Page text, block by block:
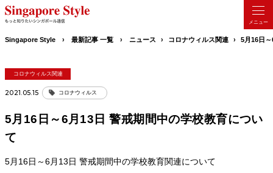
Singapore Style 最新記事 一覧 ニュース コロナウィルス関連 5月16日
コロナウィルス関連
2021.05.15 コロナウィルス
5月16日～6月13日 警戒期間中の学校教育につい
て
5月16日～6月13日 警戒期間中の学校教育関連について